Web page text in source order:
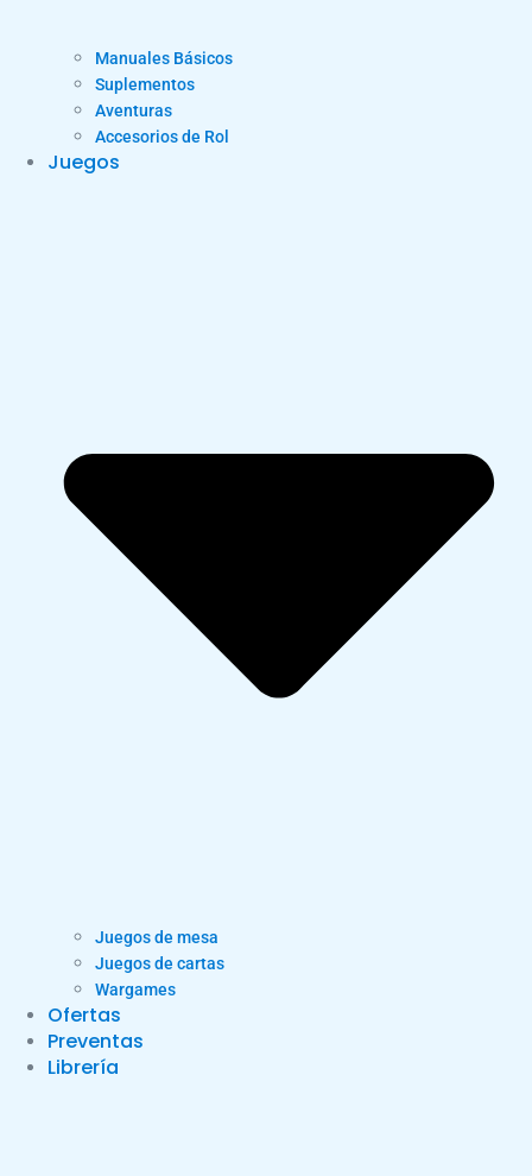
Manuales Básicos
Suplementos
Aventuras
Accesorios de Rol
Juegos
Juegos de mesa
Juegos de cartas
Wargames
Ofertas
Preventas
Librería